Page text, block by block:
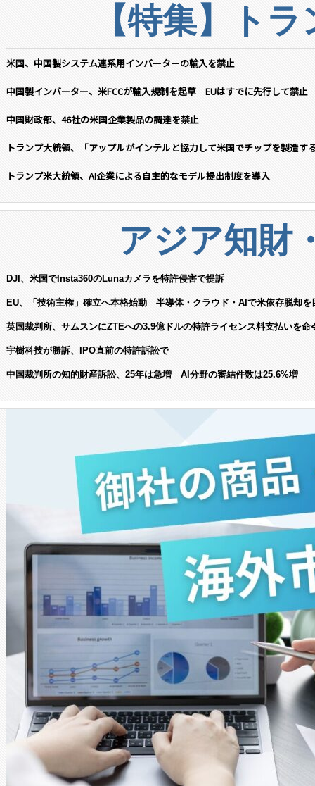
【特集】ト
米国、中国製システム連系用インバーターの輸入を禁止
中国製インバーター、米FCCが輸入規制を起草 EUはすでに先行して禁止
中国財政部、46社の米国企業製品の調達を禁止
トランプ大統領、「アップルがインテルと協力して米国でチップを製造す
トランプ米大統領、AI企業による自主的なモデル提出制度を導入
アジア知財
DJI、米国でInsta360のLunaカメラを特許侵害で提訴
EU、「技術主権」確立へ本格始動 半導体・クラウド・AIで米依存脱却を
英国裁判所、サムスンにZTEへの3.9億ドルの特許ライセンス料支払いを命
宇樹科技が勝訴、IPO直前の特許訴訟で
中国裁判所の知的財産訴訟、25年は急増 AI分野の審結件数は25.6%増